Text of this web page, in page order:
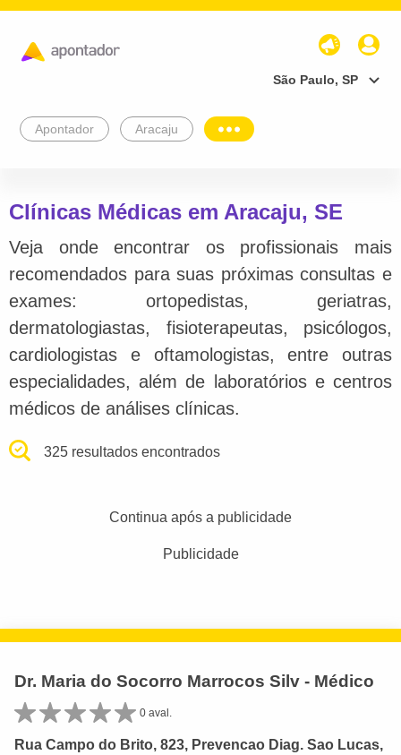
São Paulo, SP
Apontador Aracaju
Clínicas Médicas em Aracaju, SE
Veja onde encontrar os profissionais mais
recomendados para suas próximas consultas e
exames: ortopedistas, geriatras,
dermatologiastas, fisioterapeutas, psicólogos,
cardiologistas e oftamologistas, entre outras
especialidades, além de laboratórios e centros
médicos de análises clínicas.
325 resultados encontrados
Continua após a publicidade
Publicidade
Dr. Maria do Socorro Marrocos Silv - Médico
0 aval.
Rua Campo do Brito, 823, Prevencao Diag. Sao Lucas,